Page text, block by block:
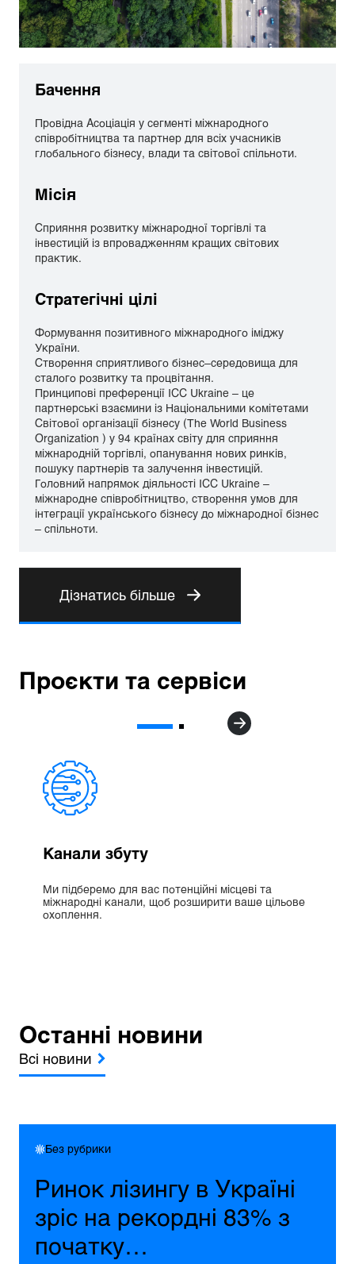
Бачення
Провідна Асоціація у сегменті міжнародного
співробітництва та партнер для всіх учасників
глобального бізнесу, влади та світової спільноти.
Місія
Сприяння розвитку міжнародної торгівлі та
інвестицій із впровадженням кращих світових
практик.
Стратегічні цілі
Формування позитивного міжнародного іміджу
України.
Створення сприятливого бізнес–середовища для
сталого розвитку та процвітання.
Принципові преференції ICC Ukraine – це
партнерські взаємини із Національними комітетами
Світової організації бізнесу (The World Business
Organization ) у 94 країнах світу для сприяння
міжнародній торгівлі, опанування нових ринків,
пошуку партнерів та залучення інвестицій.
Головний напрямок діяльності ICC Ukraine –
міжнародне співробітництво, створення умов для
інтеграції українського бізнесу до міжнародної бізнес
– спільноти.
Дізнатись більше
Проєкти та сервіси
Канали збуту
Ми підберемо для вас потенційні місцеві та
міжнародні канали, щоб розширити ваше цільове
охоплення.
Останні новини
Всі новини
Без рубрики
Ринок лізингу в Україні
зріс на рекордні 83% з
початку…